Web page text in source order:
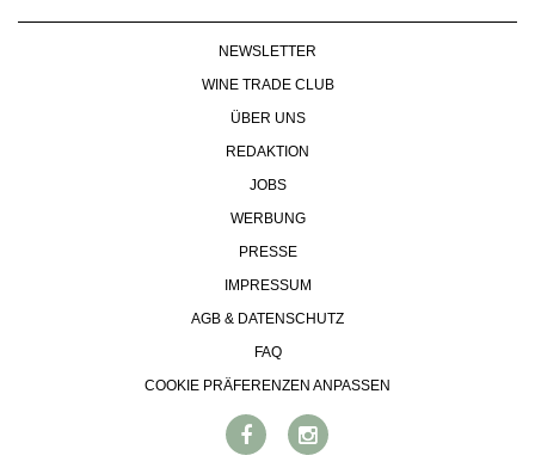
NEWSLETTER
WINE TRADE CLUB
ÜBER UNS
REDAKTION
JOBS
WERBUNG
PRESSE
IMPRESSUM
AGB & DATENSCHUTZ
FAQ
COOKIE PRÄFERENZEN ANPASSEN